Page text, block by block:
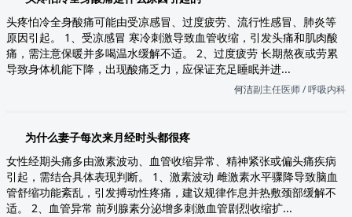
头疼怕冷全身酸痛可能由受凉感冒、过度疲劳、流行性感冒、肺炎等
原因引起。 1、受凉感冒 寒冷刺激导致血管收缩，引发头痛和肌肉酸
痛，需注意保暖并多喝温水缓解不适。 2、过度疲劳 长期熬夜或劳累
导致身体机能下降，出现酸痛乏力，应保证充足睡眠并进...
何洁副主任医师 / 呼吸内科
为什么妻子每次来月经时头都很疼
女性经期头痛多由激素波动、血管收缩异常、精神紧张或偏头痛疾病
引起，需结合具体表现判断。 1、激素波动 雌激素水平骤降导致脑血
管舒缩功能紊乱，引发搏动性疼痛，建议规律作息并热敷颈部缓解不
适。 2、血管异常 前列腺素分泌增多刺激血管剧烈收缩扩...